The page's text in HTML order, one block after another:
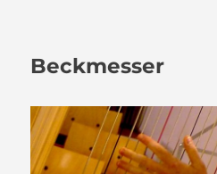
Beckmesser